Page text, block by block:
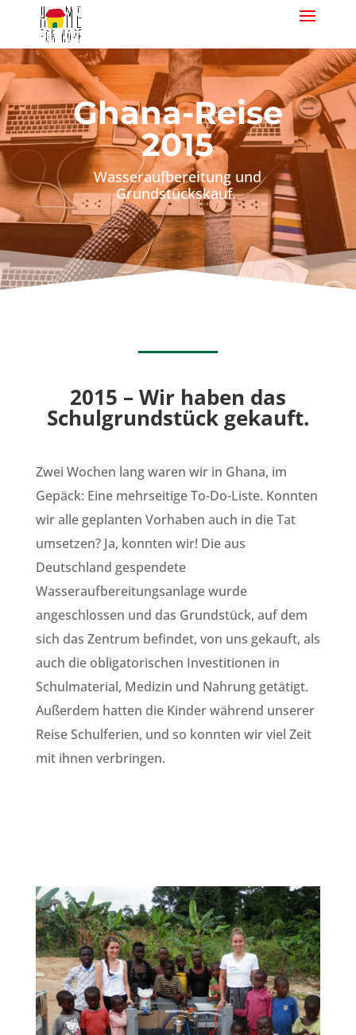
Ghana-Reise
2015
Wasseraufbereitung und
Grundstückskauf.
2015 – Wir haben das
Schulgrundstück gekauft.
Zwei Wochen lang waren wir in Ghana, im
Gepäck: Eine mehrseitige To-Do-Liste. Konnten
wir alle geplanten Vorhaben auch in die Tat
umsetzen? Ja, konnten wir! Die aus
Deutschland gespendete
Wasseraufbereitungsanlage wurde
angeschlossen und das Grundstück, auf dem
sich das Zentrum befindet, von uns gekauft, als
auch die obligatorischen Investitionen in
Schulmaterial, Medizin und Nahrung getätigt.
Außerdem hatten die Kinder während unserer
Reise Schulferien, und so konnten wir viel Zeit
mit ihnen verbringen.